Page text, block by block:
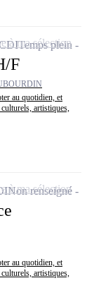
F
au quotidien, et
artistiques,
Temps plein
à ma sélection
au quotidien, et
artistiques,
Non renseigné
à ma sélection